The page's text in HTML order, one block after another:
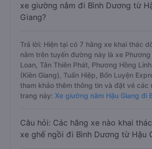
xe giường nằm đi Bình Dương từ
Giang?
Trả lời: Hiện tại có 7 hãng xe khai thác
nằm trên tuyến đường này là xe Phương
Loan, Tân Thiên Phát, Phương Hồng
(Kiên Giang), Tuấn Hiệp, Bốn Luyện
tham khảo thêm thông tin và đặt vé các
trang này: Xe giường nằm Hậu Giang đi
Câu hỏi: Các hãng xe nào khai
xe ghế ngồi đi Bình Dương từ Hậu